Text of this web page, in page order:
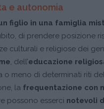
e autonomia
figlio in una famiglia
di prendere posizione
culturali e religiose dei
, dell’educazione
o meno di determinati riti
la frequentazione con
possono esserci notevoli